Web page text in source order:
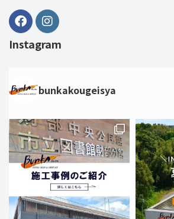
Instagram
bunkakougeisya